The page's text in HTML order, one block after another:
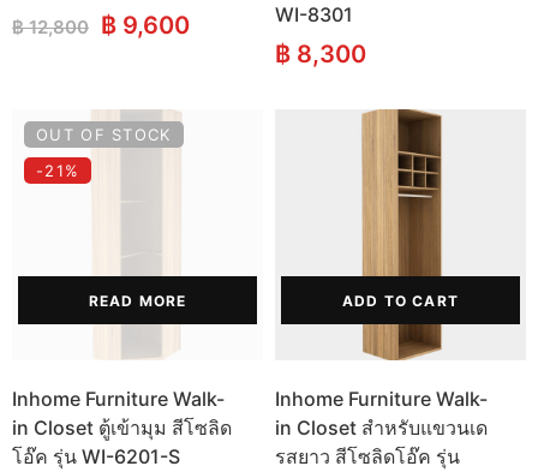
ชั้นวางรองเท้า (SHOES
ตู้ข้างเตียง (SIDE TABLES)
โต๊ะทำงาน (DESKS)
฿12,800 Original
฿ 12,800.
฿ 9,600CurrentWI-8301
฿ 8,300
OUT OF STOCK
-21%
READ MORE
Inhome Furniture Walk-
in Closet ตู้เข้ามุม สีโซลิด
โอ๊ค รุ่น WI-6201-S
ADD TO CART
Inhome Furniture Walk-
in Closet สำหรับแขวนเด
รสยาว สีโซลิดโอ๊ค รุ่น